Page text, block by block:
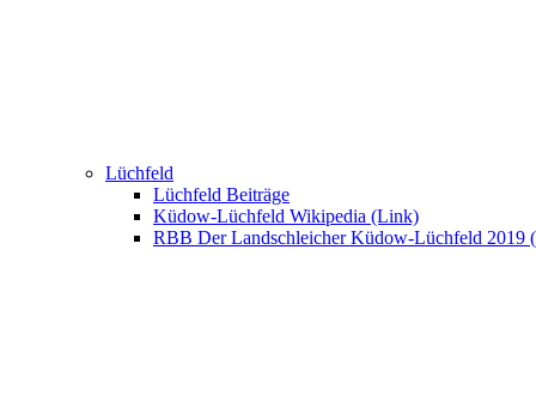
Lüchfeld
Lüchfeld Beiträge
Küdow-Lüchfeld Wikipedia (Link)
RBB Der Landschleicher Küdow-Lüchfeld 2019